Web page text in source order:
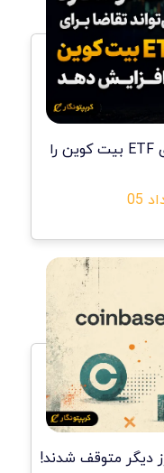
هک کولدکارد می‌تواند تقاضا برای ETF بیت کوین را